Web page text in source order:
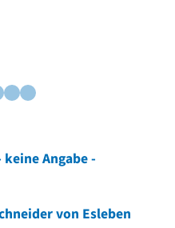
keine Angabe -
von Esleben